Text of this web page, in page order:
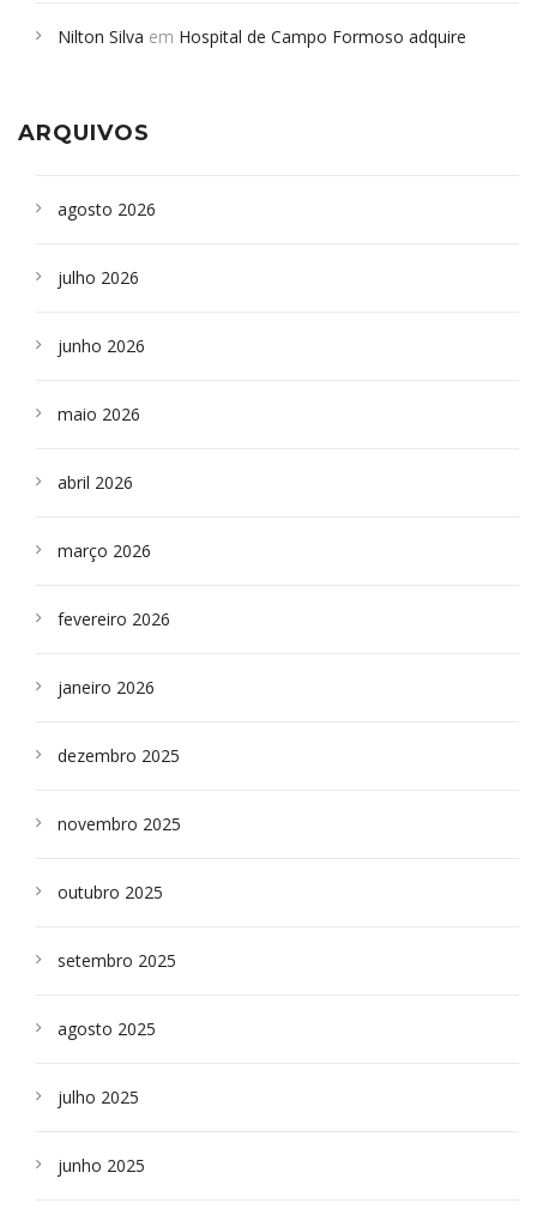
Campoformosenses que morreram em desabamentos são
Nilton Silva em Hospital de Campo Formoso adquire
ARQUIVOS
agosto 2026
julho 2026
junho 2026
maio 2026
abril 2026
março 2026
fevereiro 2026
janeiro 2026
dezembro 2025
novembro 2025
outubro 2025
setembro 2025
agosto 2025
julho 2025
junho 2025